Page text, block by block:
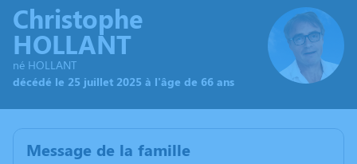
Christophe
HOLLANT
né HOLLANT
décédé le 25 juillet 2025 à l'âge de 66 ans
Message de la famille